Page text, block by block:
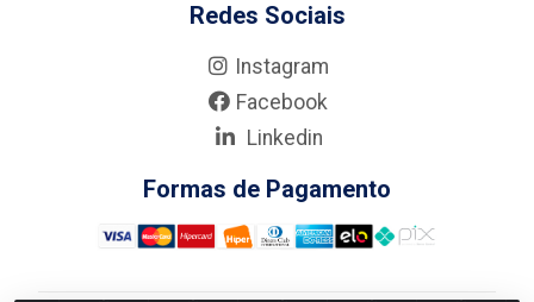
Redes Sociais
Instagram
Facebook
Linkedin
Formas de Pagamento